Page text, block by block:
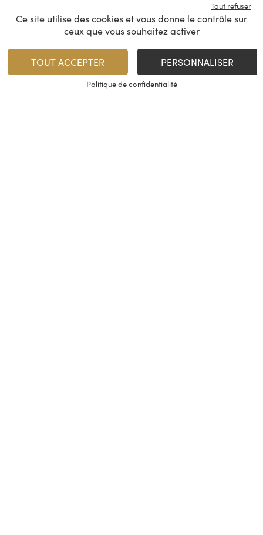
1 AJOUTER
Minimum 1 produit(s)
Ce site utilise des cookies et vous donne le contrôle sur
ceux que vous souhaitez activer
TOUT ACCEPTER
Tout refuser
PERSONNALISER
Politique de confidentialité